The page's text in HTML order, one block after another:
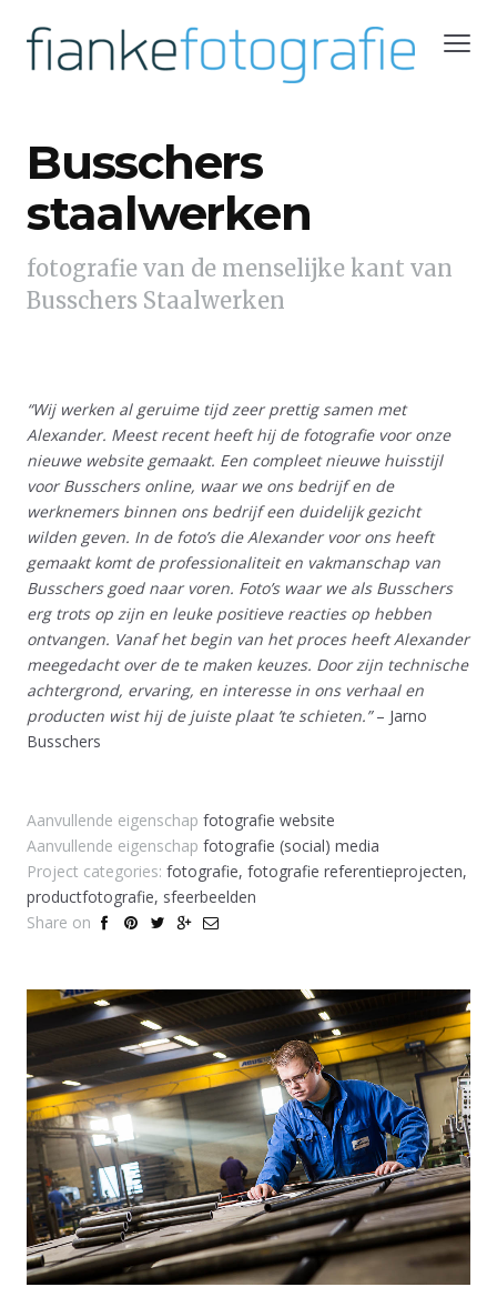
Busschers
staalwerken
fotografie van de menselijke kant van
Busschers Staalwerken
“Wij werken al geruime tijd zeer prettig samen met
Alexander. Meest recent heeft hij de fotografie voor onze
nieuwe website gemaakt. Een compleet nieuwe huisstijl
voor Busschers online, waar we ons bedrijf en de
werknemers binnen ons bedrijf een duidelijk gezicht
wilden geven. In de foto’s die Alexander voor ons heeft
gemaakt komt de professionaliteit en vakmanschap van
Busschers goed naar voren. Foto’s waar we als Busschers
erg trots op zijn en leuke positieve reacties op hebben
ontvangen. Vanaf het begin van het proces heeft Alexander
meegedacht over de te maken keuzes. Door zijn technische
achtergrond, ervaring, en interesse in ons verhaal en
producten wist hij de juiste plaat ’te schieten.”– Jarno
Busschers
Aanvullende eigenschap fotografie website
Aanvullende eigenschap fotografie (social) media
Project categories:fotografie, fotografie referentieprojecten,
productfotografie, sfeerbeelden
Share on